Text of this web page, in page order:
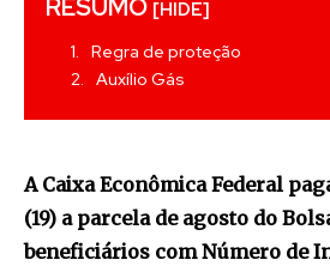
RESUMO [HIDE]
Regra de proteção
Auxílio Gás
A Caixa Econômica Federal
(19) a parcela de agosto do
beneficiários com Número de